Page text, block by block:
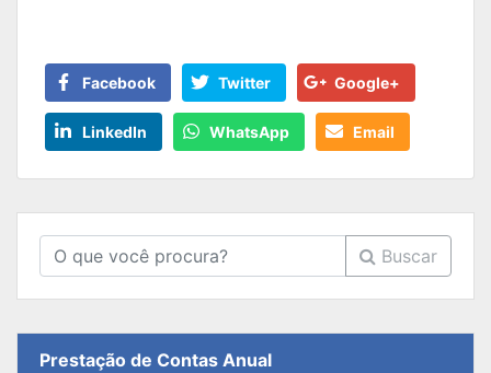
Facebook Twitter Google+
LinkedIn WhatsApp Email
Buscar
Prestação de Contas Anual